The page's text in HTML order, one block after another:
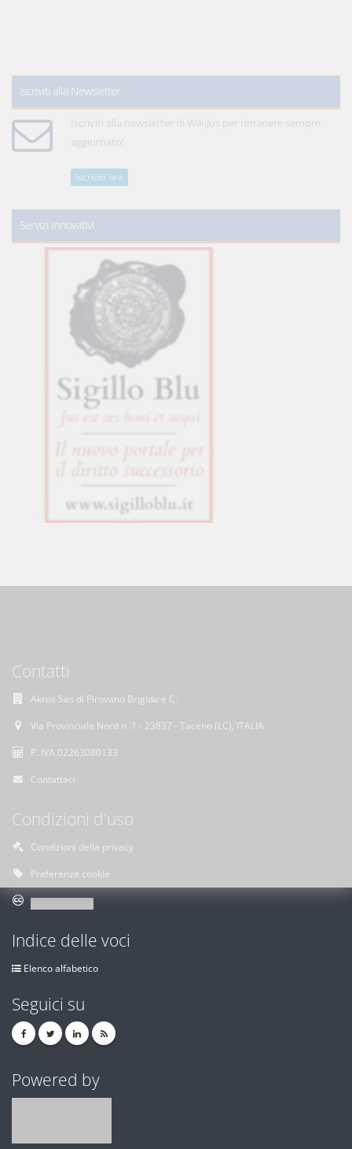
Iscriviti alla Newsletter
Iscriviti alla newsletter di WikiJus per rimanere sempre
aggiornato!
Iscriviti ora
Servizi innovativi
Contatti
Akros Sas di Pirovano Brigida e C.
Via Provinciale Nord n. 1 - 23837 - Taceno (LC), ITALIA
P. IVA 02263080133
Contattaci
Condizioni d'uso
Condizioni della privacy
Preferenze cookie
Indice delle voci
Elenco alfabetico
Seguici su
Powered by